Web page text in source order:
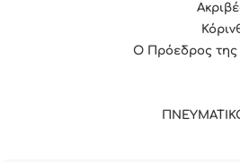
Ο Πρόεδρος της